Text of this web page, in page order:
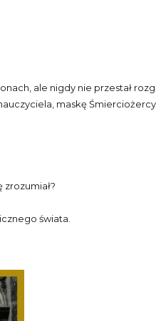
ale nigdy nie przestał
maskę
świata.